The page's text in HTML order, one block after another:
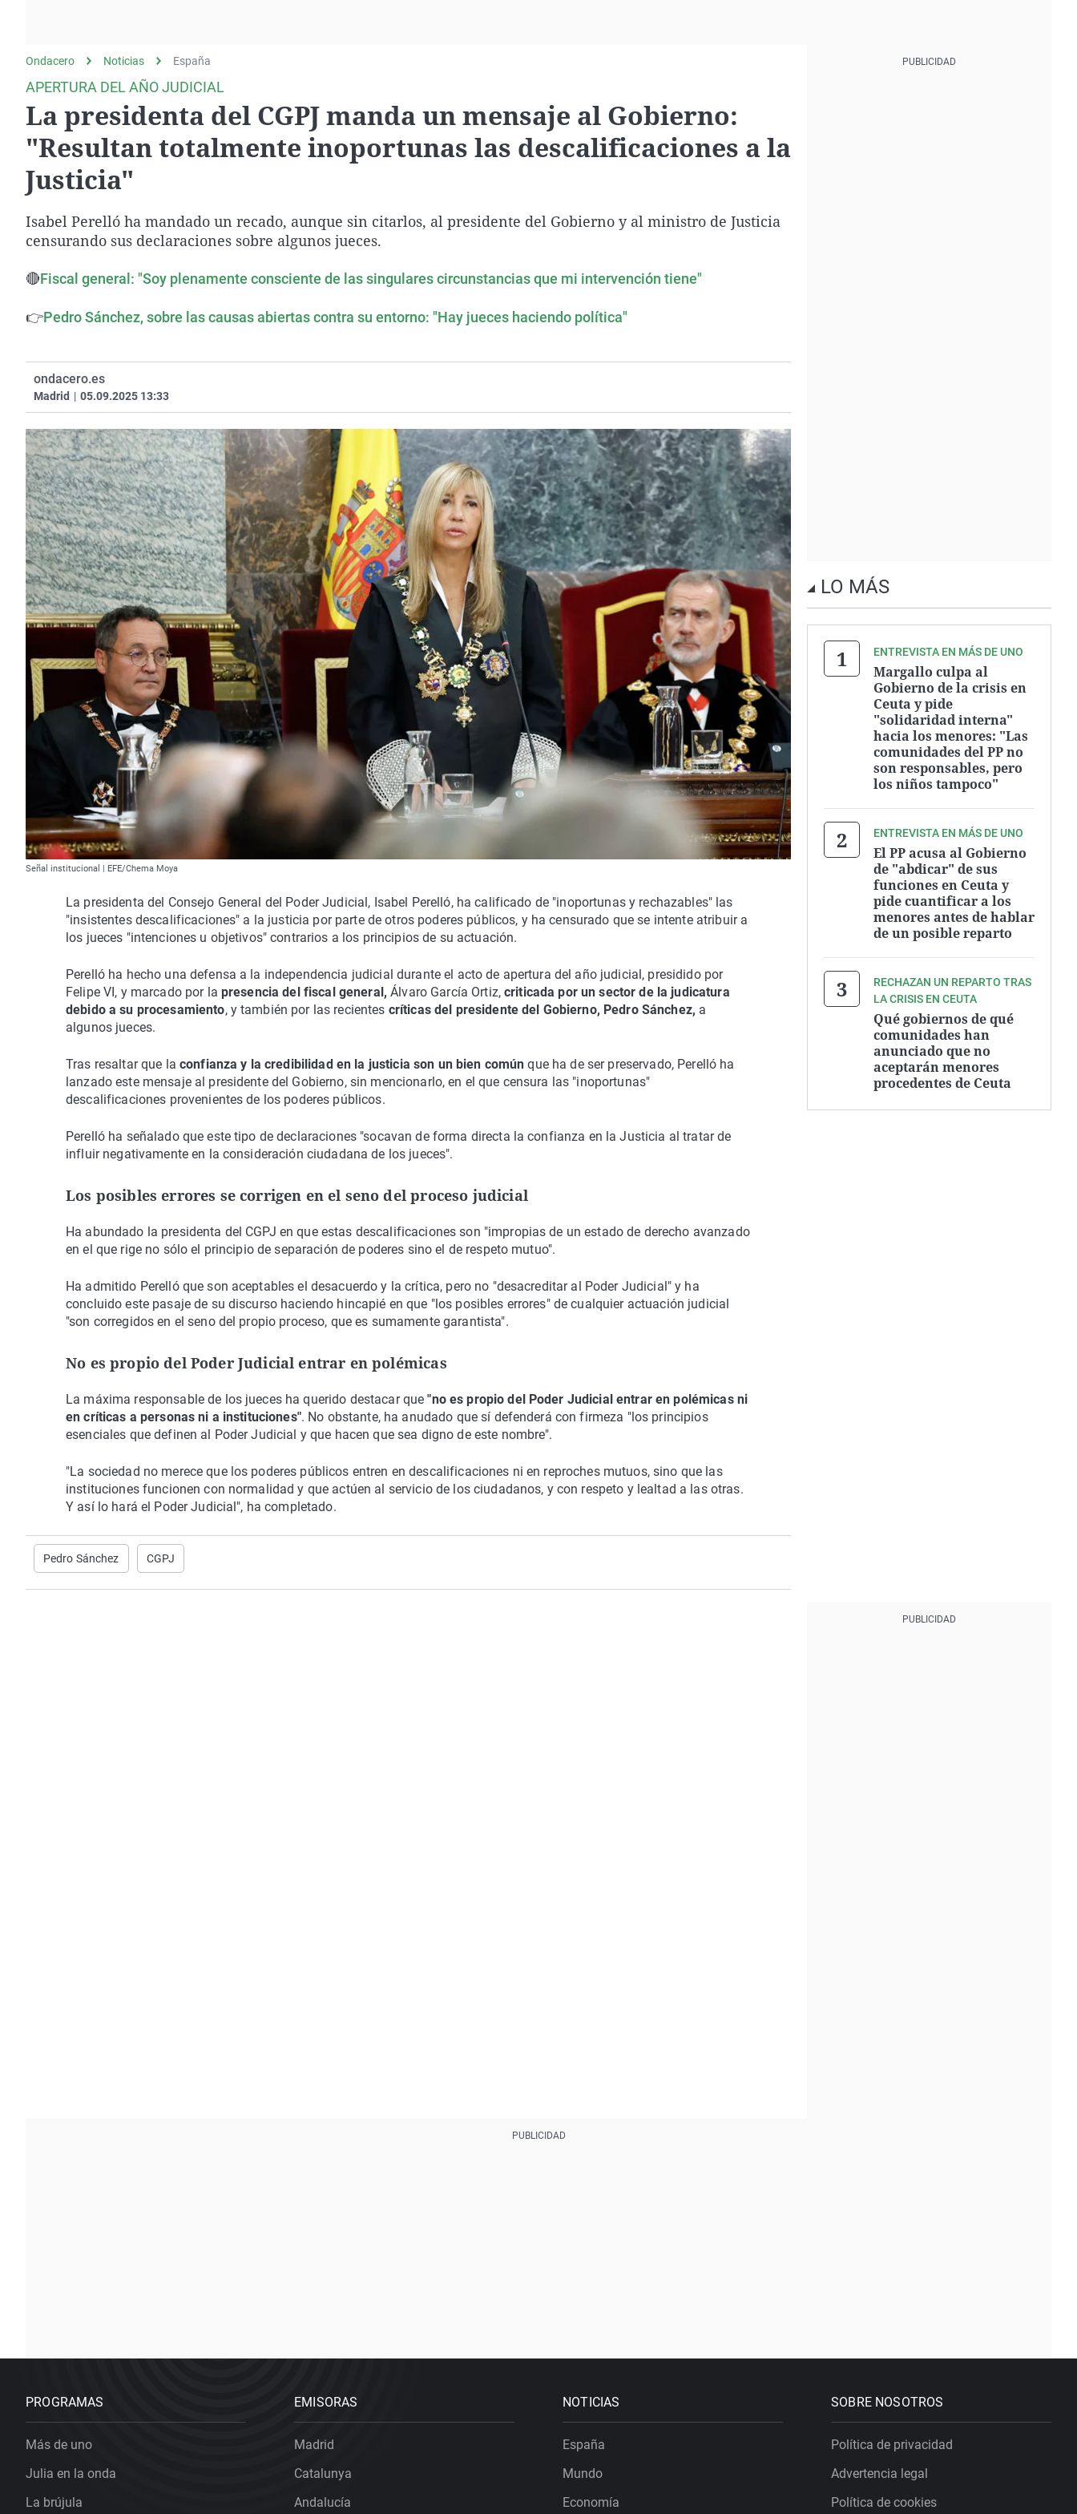
Como el perro y el
gato
Equipo de investigación
Operación Viuda
Negra
País Vasco
Ondacero Noticias España
APERTURA DEL AÑO JUDICIAL
La presidenta del CGPJ manda un mensaje al Gobierno:
"Resultan totalmente inoportunas las descalificaciones a la
Justicia"
Isabel Perelló ha mandado un recado, aunque sin citarlos, al presidente del Gobierno y al ministro de Justicia
censurando sus declaraciones sobre algunos jueces.
🔴Fiscal general: "Soy plenamente consciente de las singulares circunstancias que mi intervención tiene"
👉Pedro Sánchez, sobre las causas abiertas contra su entorno: "Hay jueces haciendo política"
ondacero.es
Madrid | 05.09.2025 13:33
Señal institucional | EFE/Chema Moya
La presidenta del Consejo General del Poder Judicial, Isabel Perelló, ha calificado de "inoportunas y rechazables" las
"insistentes descalificaciones" a la justicia por parte de otros poderes públicos, y ha censurado que se intente atribuir a
los jueces "intenciones u objetivos" contrarios a los principios de su actuación.
Perelló ha hecho una defensa a la independencia judicial durante el acto de apertura del año judicial, presidido por
Felipe VI, y marcado por la presencia del fiscal general, Álvaro García Ortiz,criticada por un sector de la judicatura
debido a su procesamiento, y también por las recientes críticas del presidente del Gobierno, Pedro Sánchez, a
algunos jueces.
Tras resaltar que la confianza y la credibilidad en la justicia son un bien común que ha de ser preservado, Perelló ha
lanzado este mensaje al presidente del Gobierno, sin mencionarlo, en el que censura las "inoportunas"
descalificaciones provenientes de los poderes públicos.
Perelló ha señalado que este tipo de declaraciones "socavan de forma directa la confianza en la Justicia al tratar de
influir negativamente en la consideración ciudadana de los jueces".
Los posibles errores se corrigen en el seno del proceso judicial
Ha abundado la presidenta del CGPJ en que estas descalificaciones son "impropias de un estado de derecho avanzado
en el que rige no sólo el principio de separación de poderes sino el de respeto mutuo".
Ha admitido Perelló que son aceptables el desacuerdo y la crítica, pero no "desacreditar al Poder Judicial" y ha
concluido este pasaje de su discurso haciendo hincapié en que "los posibles errores" de cualquier actuación judicial
"son corregidos en el seno del propio proceso, que es sumamente garantista".
No es propio del Poder Judicial entrar en polémicas
La máxima responsable de los jueces ha querido destacar que"no es propio del Poder Judicial entrar en polémicas ni
en críticas a personas ni a instituciones". No obstante, ha anudado que sí defenderá con firmeza "los principios
esenciales que definen al Poder Judicial y que hacen que sea digno de este nombre".
"La sociedad no merece que los poderes públicos entren en descalificaciones ni en reproches mutuos, sino que las
instituciones funcionen con normalidad y que actúen al servicio de los ciudadanos, y con respeto y lealtad a las otras.
Y así lo hará el Poder Judicial", ha completado.
Pedro Sánchez CGPJ
LO MÁS
ENTREVISTA EN MÁS DE UNO
Margallo culpa al
Gobierno de la crisis en
Ceuta y pide
"solidaridad interna"
hacia los menores: "Las
comunidades del PP no
son responsables, pero
los niños tampoco"
ENTREVISTA EN MÁS DE UNO
El PP acusa al Gobierno
de "abdicar" de sus
funciones en Ceuta y
pide cuantificar a los
menores antes de hablar
de un posible reparto
RECHAZAN UN REPARTO TRAS
LA CRISIS EN CEUTA
Qué gobiernos de qué
comunidades han
anunciado que no
aceptarán menores
procedentes de Ceuta
PROGRAMAS
Más de uno
Julia en la onda
La brújula
EMISORAS
Madrid
Catalunya
Andalucía
NOTICIAS
España
Mundo
Economía
SOBRE NOSOTROS
Política de privacidad
Advertencia legal
Política de cookies